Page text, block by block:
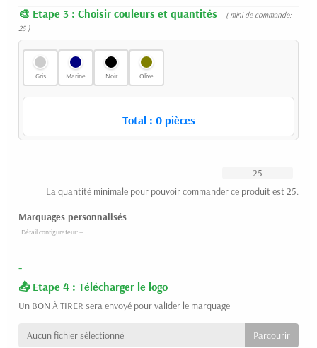
Etape 3 : Choisir couleurs et quantités
( mini de commande:
25 )
Gris Marine Noir Olive
Total : 0pièces
La quantité minimale pour pouvoir commander ce produit est 25.
Marquages personnalisés
-
Etape 4 : Télécharger le logo
Un BON À TIRER sera envoyé pour valider le marquage
Aucun fichier sélectionné